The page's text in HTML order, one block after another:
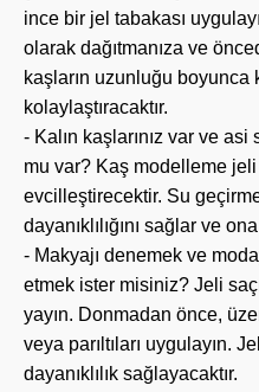
ince bir jel tabakası
olarak dağıtmanıza ve
kaşların uzunluğu boyunca
kolaylaştıracaktır.
- Kalın kaşlarınız var ve
mu var? Kaş modelleme jeli
evcilleştirecektir. Su
dayanıklılığını sağlar ve
- Makyajı denemek ve
etmek ister misiniz? Jeli
yayın. Donmadan önce,
veya parıltıları uygulayın.
dayanıklılık sağlayacaktır.